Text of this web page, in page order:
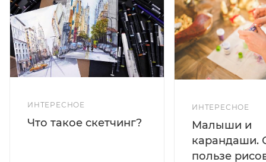
ИНТЕРЕСНОЕ
Что такое скетчинг?
ИНТЕРЕСНОЕ
Малыши и
карандаши.
пользе